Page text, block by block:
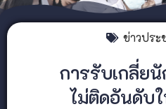
ข่าวประ
การรับเกลี่ย
ไม่ติดอันดับ